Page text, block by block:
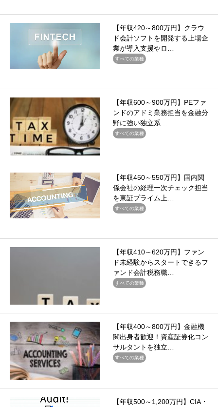
【年収420～800万円】クラウ
ド会計ソフトを開発する上場企
業が導入支援やロ…
すべての業種
【年収600～900万円】PEファ
ンドのアドミ業務担当を金融分
野に強い独立系…
すべての業種
【年収450～550万円】国内関
係会社の経理一次チェック担当
を東証プライム上…
すべての業種
【年収410～620万円】ファン
ド未経験からスタートできるフ
ァンド会計税務職…
すべての業種
【年収400～800万円】金融機
関出身者歓迎！資産証券化コン
サルタントを独立…
すべての業種
【年収500～1,200万円】CIA・